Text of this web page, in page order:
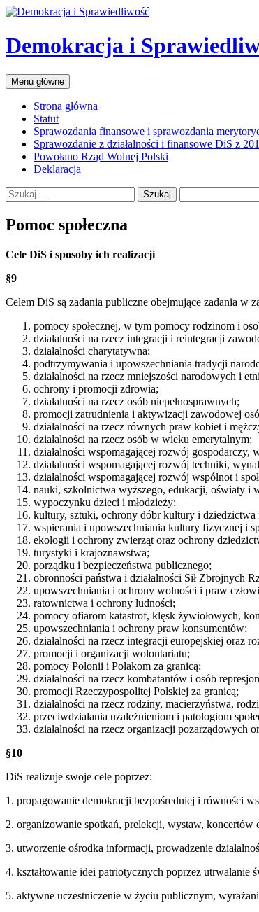
Przejdź
treści
Demokracja i
Szukaj
Menu główne
Strona główna
Statut
Sprawozdania finansowe i sprawozdania
Sprawozdanie z działalności i finansowe DiS z
Powołano Rząd Wolnej Polski
Deklaracja
Szukaj:
Pomoc społeczna
Cele DiS i sposoby ich realizacji
§9
Celem DiS są zadania publiczne obejmujące zadania w
pomocy społecznej, w tym pomocy rodzinom i
działalności na rzecz integracji i reintegracji
działalności charytatywna;
podtrzymywania i upowszechniania tradycji
działalności na rzecz mniejszości narodowych i
ochrony i promocji zdrowia;
działalności na rzecz osób niepełnosprawnych;
promocji zatrudnienia i aktywizacji zawodowej
działalności na rzecz równych praw kobiet i
działalności na rzecz osób w wieku emerytalnym;
działalności wspomagającej rozwój gospodarczy,
działalności wspomagającej rozwój techniki,
działalności wspomagającej rozwój wspólnot i
nauki, szkolnictwa wyższego, edukacji, oświaty i
wypoczynku dzieci i młodzieży;
kultury, sztuki, ochrony dóbr kultury i dziedzictwa
wspierania i upowszechniania kultury fizycznej i
ekologii i ochrony zwierząt oraz ochrony
turystyki i krajoznawstwa;
porządku i bezpieczeństwa publicznego;
obronności państwa i działalności Sił Zbrojnych
upowszechniania i ochrony wolności i praw
ratownictwa i ochrony ludności;
pomocy ofiarom katastrof, klęsk żywiołowych,
upowszechniania i ochrony praw konsumentów;
działalności na rzecz integracji europejskiej oraz
promocji i organizacji wolontariatu;
pomocy Polonii i Polakom za granicą;
działalności na rzecz kombatantów i osób
promocji Rzeczypospolitej Polskiej za granicą;
działalności na rzecz rodziny, macierzyństwa,
przeciwdziałania uzależnieniom i patologiom
działalności na rzecz organizacji
§10
DiS realizuje swoje cele poprzez:
1. propagowanie demokracji bezpośredniej i równości
2. organizowanie spotkań, prelekcji, wystaw, koncertów
3. utworzenie ośrodka informacji, prowadzenie
4. kształtowanie idei patriotycznych poprzez
5. aktywne uczestniczenie w życiu publicznym,